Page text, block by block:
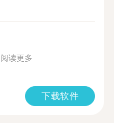
阅读更多
下载软件